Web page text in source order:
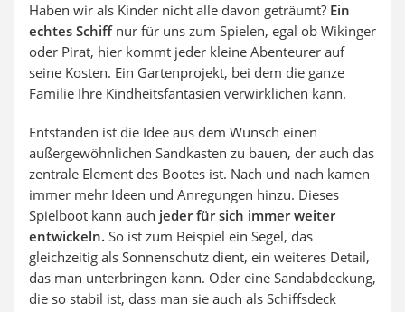
Haben wir als Kinder nicht alle davon geträumt? Ein
echtes Schiffnur für uns zum Spielen, egal ob Wikinger
oder Pirat, hier kommt jeder kleine Abenteurer auf
seine Kosten. Ein Gartenprojekt, bei dem die ganze
Familie Ihre Kindheitsfantasien verwirklichen kann.
Entstanden ist die Idee aus dem Wunsch einen
außergewöhnlichen Sandkasten zu bauen, der auch das
zentrale Element des Bootes ist. Nach und nach kamen
immer mehr Ideen und Anregungen hinzu. Dieses
Spielboot kann auch jeder für sich immer weiter
entwickeln. So ist zum Beispiel ein Segel, das
gleichzeitig als Sonnenschutz dient, ein weiteres Detail,
das man unterbringen kann. Oder eine Sandabdeckung,
die so stabil ist, dass man sie auch als Schiffsdeck